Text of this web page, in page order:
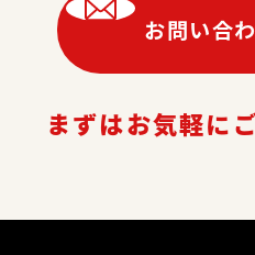
お問い合
まずはお気軽に